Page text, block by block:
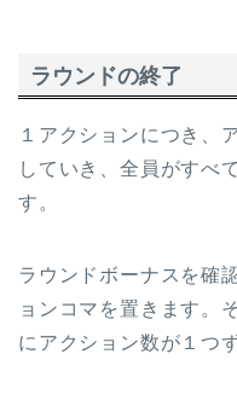
ラウンドの終了
１アクションにつき、
していき、全員がすべ
す。
ラウンドボーナスを確
ョンコマを置きます。
にアクション数が１つ